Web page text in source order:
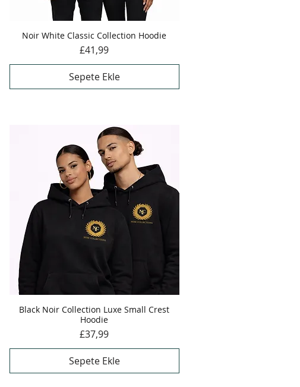
Hızlı Bakış
Noir White Classic Collection Hoodie
Fiyat
£41,99
Sepete Ekle
Hızlı Bakış
Black Noir Collection Luxe Small Crest
Hoodie
Fiyat
£37,99
Sepete Ekle